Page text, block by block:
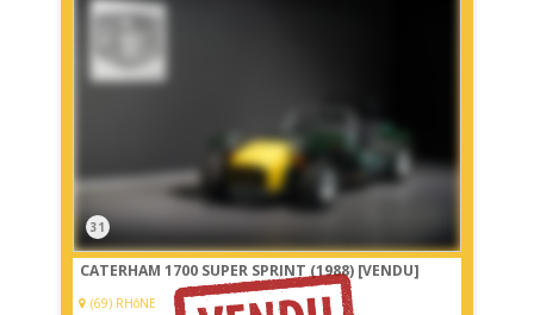
31
CATERHAM 1700 SUPER SPRINT (1988) [VENDU]
(69) RHôNE